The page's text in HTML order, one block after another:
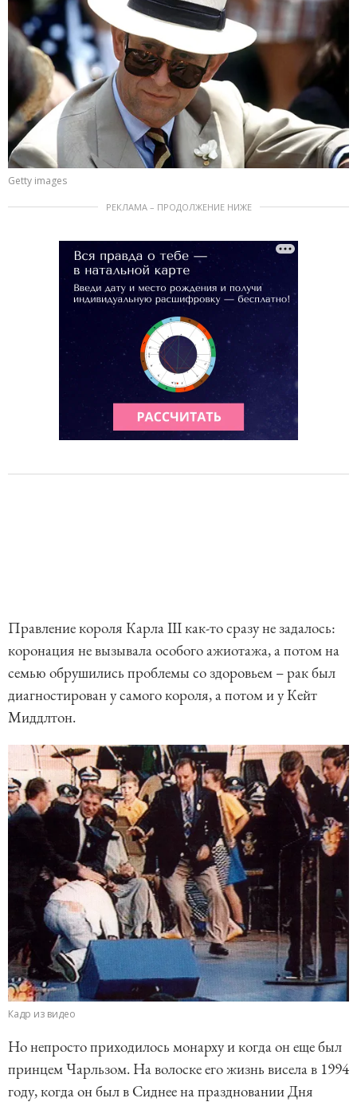
Getty images
РЕКЛАМА – ПРОДОЛЖЕНИЕ НИЖЕ
Правление короля Карла III как-то сразу не задалось:
коронация не вызывала особого ажиотажа, а потом на
семью обрушились проблемы со здоровьем – рак был
диагностирован у самого короля, а потом и у Кейт
Миддлтон.
Кадр из видео
Но непросто приходилось монарху и когда он еще был
принцем Чарльзом. На волоске его жизнь висела в 1994
году, когда он был в Сиднее на праздновании Дня